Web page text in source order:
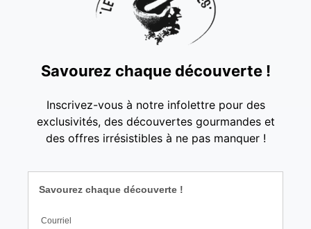
Savourez chaque découverte !
Inscrivez-vous à notre infolettre pour des
exclusivités, des découvertes gourmandes et
des offres irrésistibles à ne pas manquer !
Savourez chaque découverte !
Courriel